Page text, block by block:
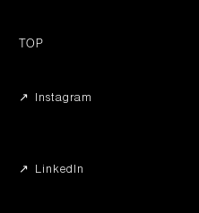
TOP
↗︎ Instagram
↗︎ LinkedIn